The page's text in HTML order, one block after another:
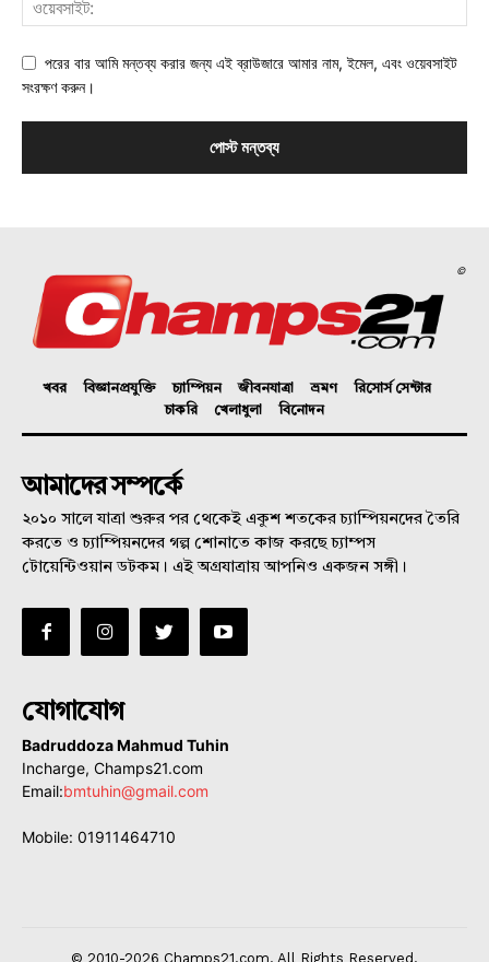
পরের বার আমি মন্তব্য করার জন্য এই ব্রাউজারে আমার নাম, ইমেল, এবং ওয়েবসাইট
সংরক্ষণ করুন।
©
খবর বিজ্ঞানপ্রযুক্তি চ্যাম্পিয়ন জীবনযাত্রা ভ্রমণ
রিসোর্স সেন্টার
চাকরি
খেলাধুলা বিনোদন
আমাদের সম্পর্কে
২০১০ সালে যাত্রা শুরুর পর থেকেই একুশ শতকের চ্যাম্পিয়নদের তৈরি
করতে ও চ্যাম্পিয়নদের গল্প শোনাতে কাজ করছে চ্যাম্পস
টোয়েন্টিওয়ান ডটকম। এই অগ্রযাত্রায় আপনিও একজন সঙ্গী।
যোগাযোগ
Badruddoza Mahmud Tuhin
Incharge, Champs21.com
Email:bmtuhin@gmail.com
Mobile: 01911464710
© 2010-2026 Champs21.com. All Rights Reserved.